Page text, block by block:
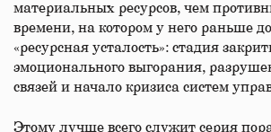
материальных ресурсов, чем
времени, на котором у него раньше
«ресурсная усталость»: стадия
эмоционального выгорания,
связей и начало кризиса систем
Этому лучше всего служит серия